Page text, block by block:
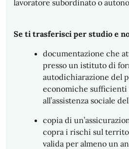
lavoratore subordinato o
Se ti trasferisci per studio e
documentazione che
presso un istituto di
autodichiarazione del
economiche
all’assistenza sociale
copia di
copra i rischi sul
valida per almeno un